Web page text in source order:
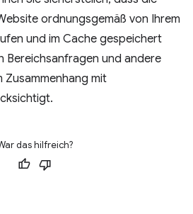
ordnungsgemäß von Ihrem
und im Cache gespeichert
Bereichsanfragen und andere
Zusammenhang mit
das hilfreich?